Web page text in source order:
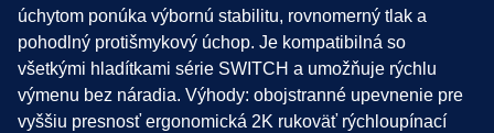
úchytom ponúka výbornú stabilitu, rovnomerný tlak a
pohodlný protišmykový úchop. Je kompatibilná so
všetkými hladítkami série SWITCH a umožňuje rýchlu
výmenu bez náradia. Výhody: obojstranné upevnenie pre
vyššiu presnosť ergonomická 2K rukoväť rýchloupínací